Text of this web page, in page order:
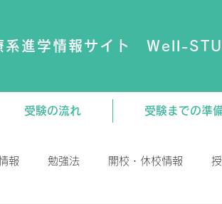
系進学情報サイト Well-
受験の流れ 受験までの準
報 勉強法 開校・休校情報